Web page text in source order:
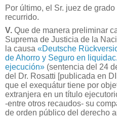
Por último, el Sr. juez de
recurrido.
V. Que de manera preliminar
Suprema de Justicia de la
la causa «Deutsche
de Ahorro y Seguro en
ejecución» (sentencia del 24
del Dr. Rosatti [publicada en
que el exequátur tiene por
extranjera en un título
-entre otros recaudos- su
de orden público del derecho